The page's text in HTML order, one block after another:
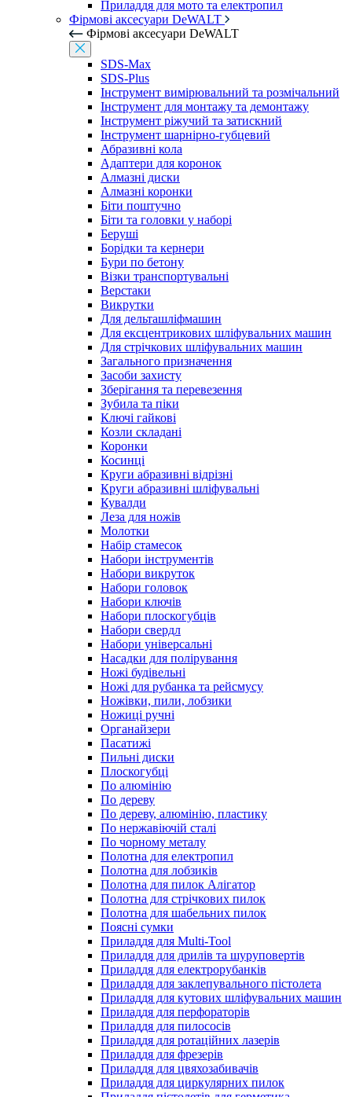
Приладдя для мото та електропил
Фірмові аксесуари DeWALT
Фірмові аксесуари DeWALT
SDS-Max
SDS-Plus
Інструмент вимірювальний та розмічальний
Інструмент для монтажу та демонтажу
Інструмент ріжучий та затискний
Інструмент шарнірно-губцевий
Абразивні кола
Адаптери для коронок
Алмазні диски
Алмазні коронки
Біти поштучно
Біти та головки у наборі
Беруші
Борідки та кернери
Бури по бетону
Візки транспортувальні
Верстаки
Викрутки
Для дельташліфмашин
Для ексцентрикових шліфувальних машин
Для стрічкових шліфувальних машин
Загального призначення
Засоби захисту
Зберігання та перевезення
Зубила та піки
Ключі гайкові
Козли складані
Коронки
Косинці
Круги абразивні відрізні
Круги абразивні шліфувальні
Кувалди
Леза для ножів
Молотки
Набір стамесок
Набори інструментів
Набори викруток
Набори головок
Набори ключів
Набори плоскогубців
Набори свердл
Набори універсальні
Насадки для полірування
Ножі будівельні
Ножі для рубанка та рейсмусу
Ножівки, пили, лобзики
Ножиці ручні
Органайзери
Пасатижі
Пильні диски
Плоскогубці
По алюмінію
По дереву
По дереву, алюмінію, пластику
По нержавіючій сталі
По чорному металу
Полотна для електропил
Полотна для лобзиків
Полотна для пилок Алігатор
Полотна для стрічкових пилок
Полотна для шабельних пилок
Поясні сумки
Приладдя для Multi-Tool
Приладдя для дрилів та шуруповертів
Приладдя для електрорубанків
Приладдя для заклепувального пістолета
Приладдя для кутових шліфувальних машин
Приладдя для перфораторів
Приладдя для пилососів
Приладдя для ротаційних лазерів
Приладдя для фрезерів
Приладдя для цвяхозабивачів
Приладдя для циркулярних пилок